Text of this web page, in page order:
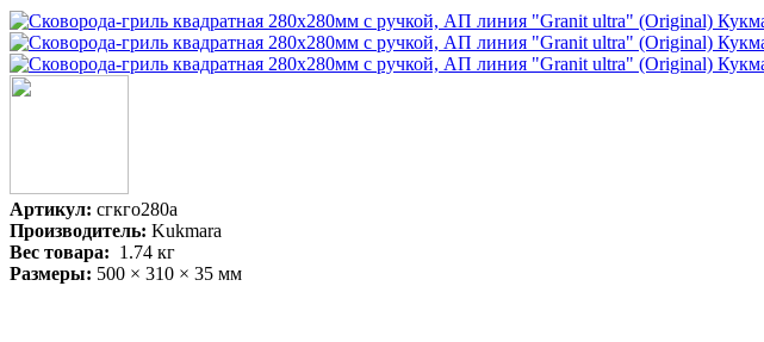
Артикул: сгкго280а
Производитель: Kukmara
Вес товара: 1.74 кг
Размеры: 500 × 310 × 35 мм